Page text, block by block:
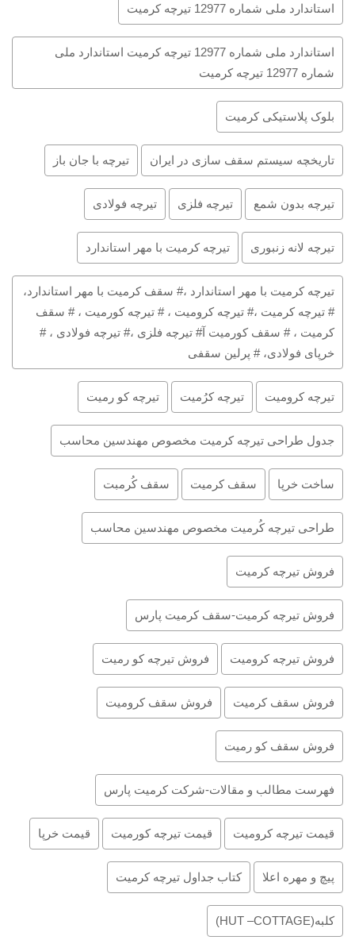
استاندارد ملی شماره 12977 تیرچه کرمیت
استاندارد ملی شماره 12977 تیرچه کرمیت استاندارد ملی
شماره 12977 تیرچه کرمیت
بلوک پلاستیکی کرمیت
تاریخچه سیستم سقف سازی در ایران تیرچه با جان باز
تیرچه بدون شمع تیرچه فلزی تیرچه فولادی
تیرچه لانه زنبوری تیرچه کرمیت با مهر استاندارد
تیرچه کرمیت با مهر استاندارد ،# سقف کرمیت با مهر استاندارد،
# تیرچه کرمیت ،# تیرچه کرومیت ، # تیرچه کورمیت ، # سقف
کرمیت ، # سقف کورمیت آ# تیرچه فلزی ،# تیرچه فولادی ، #
خرپای فولادی، # پرلین سقفی
تیرچه کرومیت تیرچه کرُمیت تیرچه کو رمیت
جدول طراحی تیرچه کرمیت مخصوص مهندسین محاسب
ساخت خرپا سقف کرمیت سقف کُرمبت
طراحی تیرچه کُرمیت مخصوص مهندسین محاسب
فروش تیرچه کرمیت
فروش تیرچه کرمیت-سقف کرمیت پارس
فروش تیرچه کرومیت فروش تیرچه کو رمیت
فروش سقف کرمیت فروش سقف کرومیت
فروش سقف کو رمیت
فهرست مطالب و مقالات-شرکت کرمیت پارس
قیمت تیرچه کرومیت قیمت تیرچه کورمیت قیمت خرپا
پیچ و مهره اعلا کتاب جداول تیرچه کرمیت
کلبه(HUT –COTTAGE)